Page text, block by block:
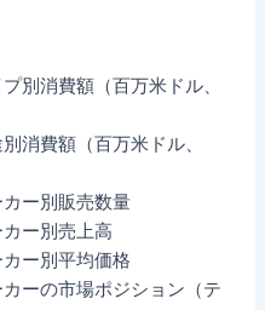
別消費額（百万米ドル、
消費額（百万米ドル、
ー別販売数量
ー別売上高
ー別平均価格
ーの市場ポジション（テ